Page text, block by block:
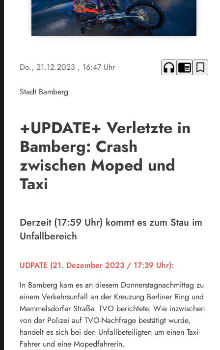
Do., 21.12.2023 , 16:47 Uhr headphones chrome_reader_mode bookmark_border
Stadt Bamberg
+UPDATE+ Verletzte in
Bamberg: Crash
zwischen Moped und
Taxi
Derzeit (17:59 Uhr) kommt es zum Stau im
Unfallbereich
UDPATE (21. Dezember 2023 / 17:39 Uhr):
In Bamberg kam es an diesem Donnerstagnachmittag zu
einem Verkehrsunfall an der Kreuzung Berliner Ring und
Memmelsdorfer Straße. TVO berichtete. Wie inzwischen
von der Polizei auf TVO-Nachfrage bestätigt wurde,
handelt es sich bei den Unfallbeteiligten um einen Taxi-
Fahrer und eine Mopedfahrerin.